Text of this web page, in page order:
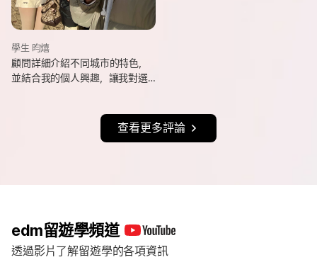
學生 昀熺
顧問詳細介紹不同城市的特色，
並結合我的個人興趣，讓我對選
查看更多評論
edm留遊學頻道
透過影片了解留遊學的各項資訊